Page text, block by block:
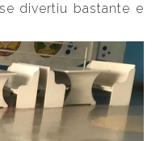
divertiu bastante e